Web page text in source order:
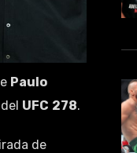
Paulo
UFC 278.
de